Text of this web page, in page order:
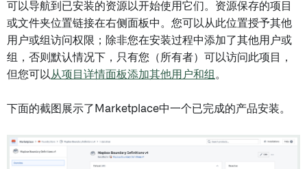
可以导航到已安装的资源以开始使用它们。资源保存的项目
或文件夹位置链接在右侧面板中。您可以从此位置授予其他
用户或组访问权限；除非您在安装过程中添加了其他用户或
组，否则默认情况下，只有您（所有者）可以访问此项目，
但您可以从项目详情面板添加其他用户和组 。
下面的截图展示了Marketplace中一个已完成的产品安装。